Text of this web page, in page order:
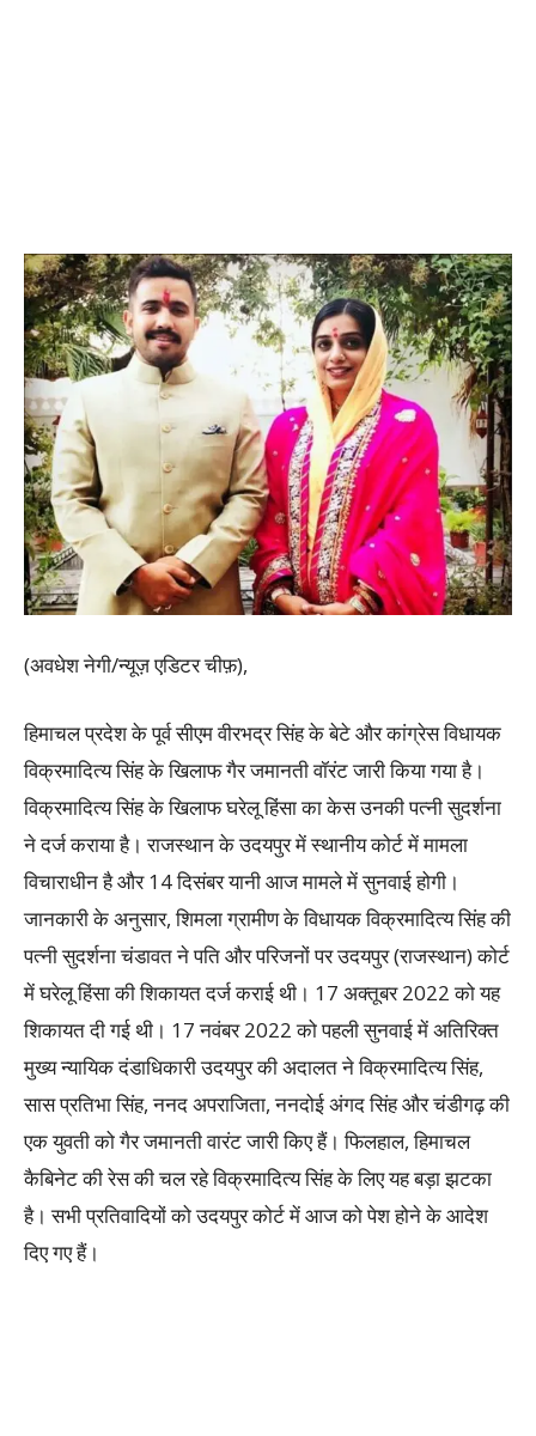
(अवधेश नेगी/न्यूज़ एडिटर चीफ़),
हिमाचल प्रदेश के पूर्व सीएम वीरभद्र सिंह के बेटे और कांग्रेस विधायक
विक्रमादित्य सिंह के खिलाफ गैर जमानती वॉरंट जारी किया गया है।
विक्रमादित्य सिंह के खिलाफ घरेलू हिंसा का केस उनकी पत्नी सुदर्शना
ने दर्ज कराया है। राजस्थान के उदयपुर में स्थानीय कोर्ट में मामला
विचाराधीन है और 14 दिसंबर यानी आज मामले में सुनवाई होगी।
जानकारी के अनुसार, शिमला ग्रामीण के विधायक विक्रमादित्य सिंह की
पत्नी सुदर्शना चंडावत ने पति और परिजनों पर उदयपुर (राजस्थान) कोर्ट
में घरेलू हिंसा की शिकायत दर्ज कराई थी। 17 अक्तूबर 2022 को यह
शिकायत दी गई थी। 17 नवंबर 2022 को पहली सुनवाई में अतिरिक्त
मुख्य न्यायिक दंडाधिकारी उदयपुर की अदालत ने विक्रमादित्य सिंह,
सास प्रतिभा सिंह, ननद अपराजिता, ननदोई अंगद सिंह और चंडीगढ़ की
एक युवती को गैर जमानती वारंट जारी किए हैं। फिलहाल, हिमाचल
कैबिनेट की रेस की चल रहे विक्रमादित्य सिंह के लिए यह बड़ा झटका
है। सभी प्रतिवादियों को उदयपुर कोर्ट में आज को पेश होने के आदेश
दिए गए हैं।